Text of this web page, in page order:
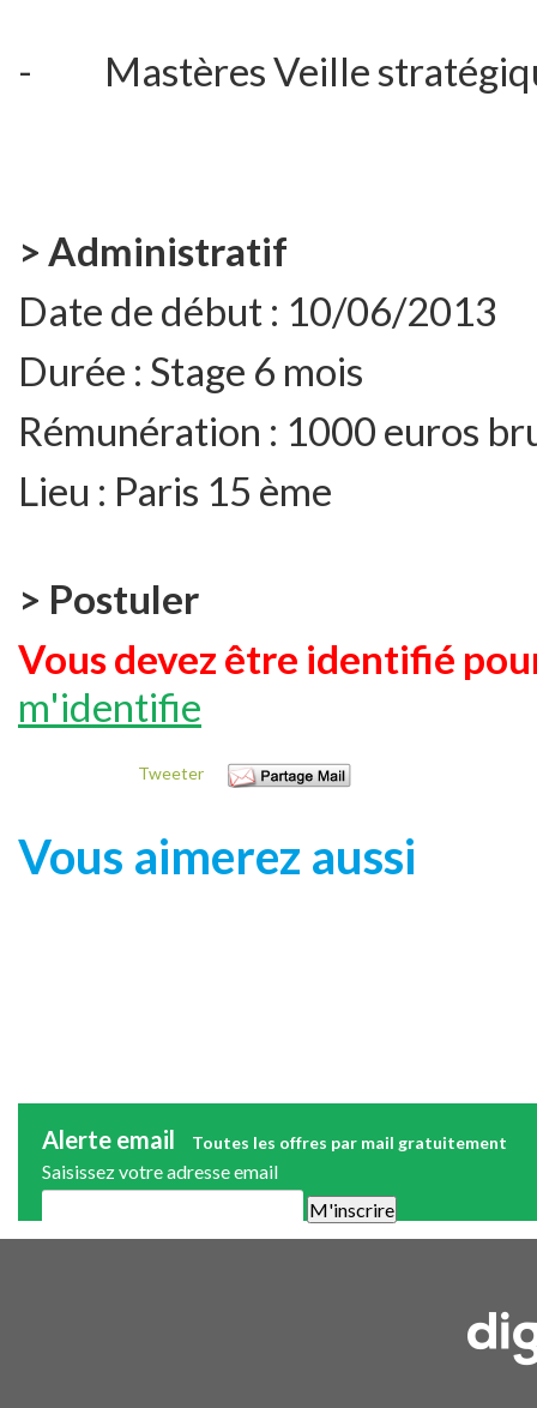
- Mastères Veille
> Administratif
Date de début : 10/06/2013
Durée : Stage 6 mois
Rémunération : 1000 euros
Lieu : Paris 15 ème
> Postuler
Vous devez être identifié
m'identifie
Tweeter
Vous aimerez aussi
Alerte email Toutes les offres par mail gratuitement
Saisissez votre adresse email